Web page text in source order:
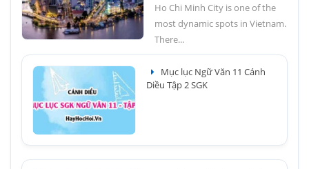
Ho Chi Minh City is one of the
most dynamic spots in Vietnam.
There...
Mục lục Ngữ Văn 11 Cánh
Diều Tập 2 SGK